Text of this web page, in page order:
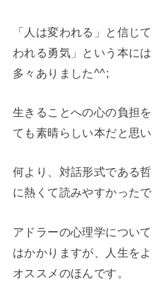
「人は変われる」と信じ
われる勇気」という本に
多々ありました^^;
生きることへの心の負担
ても素晴らしい本だと思い
何より、対話形式である
に熱くて読みやすかったで
アドラーの心理学につい
はかかりますが、人生を
オススメのほんです。